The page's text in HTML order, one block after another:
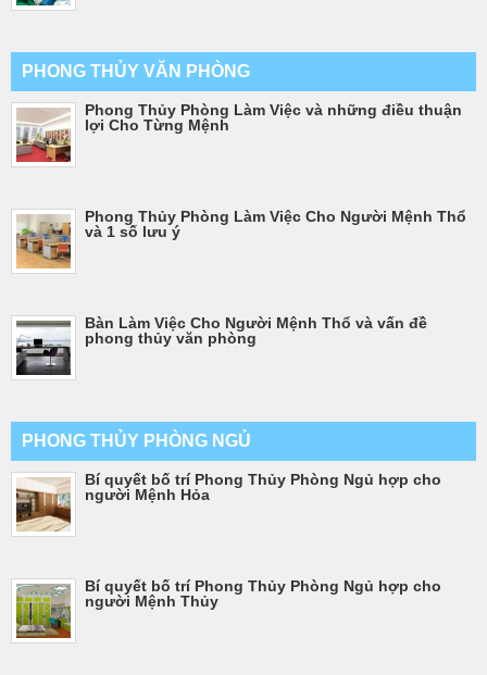
PHONG THỦY VĂN PHÒNG
Phong Thủy Phòng Làm Việc và những điều thuận
lợi Cho Từng Mệnh
Phong Thủy Phòng Làm Việc Cho Người Mệnh Thổ
và 1 số lưu ý
Bàn Làm Việc Cho Người Mệnh Thổ và vấn đề
phong thủy văn phòng
PHONG THỦY PHÒNG NGỦ
Bí quyết bố trí Phong Thủy Phòng Ngủ hợp cho
người Mệnh Hỏa
Bí quyết bố trí Phong Thủy Phòng Ngủ hợp cho
người Mệnh Thủy